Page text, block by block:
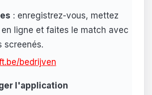
: enregistrez-vous, mettez
ligne et faites le match avec
screenés.
bedrijven
l'application